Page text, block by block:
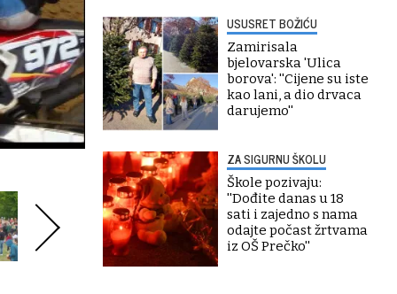
USUSRET BOŽIĆU
Zamirisala
bjelovarska 'Ulica
borova': ''Cijene su iste
kao lani, a dio drvaca
darujemo''
ZA SIGURNU ŠKOLU
Škole pozivaju:
''Dođite danas u 18
sati i zajedno s nama
odajte počast žrtvama
iz OŠ Prečko''